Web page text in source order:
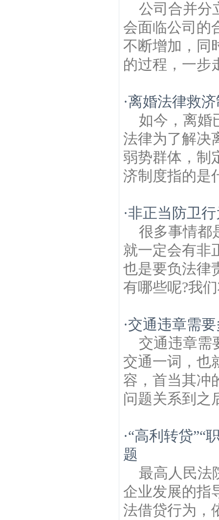
公司合并分
会面临公司的
不断增加，同
的过程，一步
·离婚法律救
如今，离婚
法律为了解决
弱势群体，制
济制度指的是
·非正当防卫
很多事情都
就一定会有非
也是要负法律
有哪些呢?我
·交通违章需
交通违章需
交通一词，也
容，首当其冲
问题关系到之
·“高利转贷”“
题
最高人民法
企业发展的指
法借贷行为，